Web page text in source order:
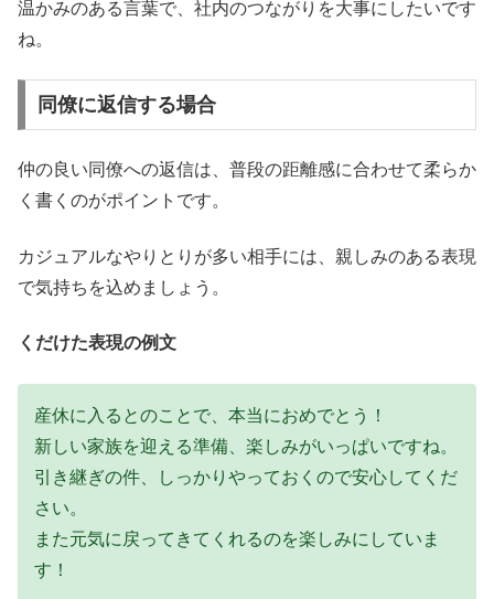
温かみのある言葉で、社内のつながりを大事にしたいです
ね。
同僚に返信する場合
仲の良い同僚への返信は、普段の距離感に合わせて柔らか
く書くのがポイントです。
カジュアルなやりとりが多い相手には、親しみのある表現
で気持ちを込めましょう。
くだけた表現の例文
産休に入るとのことで、本当におめでとう！
新しい家族を迎える準備、楽しみがいっぱいですね。
引き継ぎの件、しっかりやっておくので安心してくだ
さい。
また元気に戻ってきてくれるのを楽しみにしていま
す！